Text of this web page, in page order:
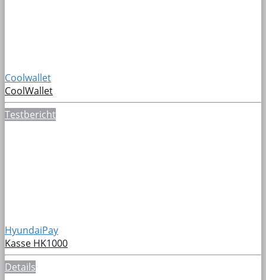
Coolwallet
CoolWallet
Testbericht
HyundaiPay
Kasse HK1000
Details